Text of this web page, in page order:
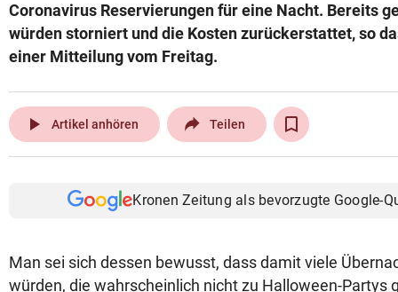
Coronavirus Reservierungen für eine Nacht. Bereits
würden storniert und die Kosten zurückerstattet, so
einer Mitteilung vom Freitag.
play_arrow Artikel anhören Teilen
Kronen Zeitung als bevorzugte Google-
Man sei sich dessen bewusst, dass damit viele
würden, die wahrscheinlich nicht zu Halloween-Partys